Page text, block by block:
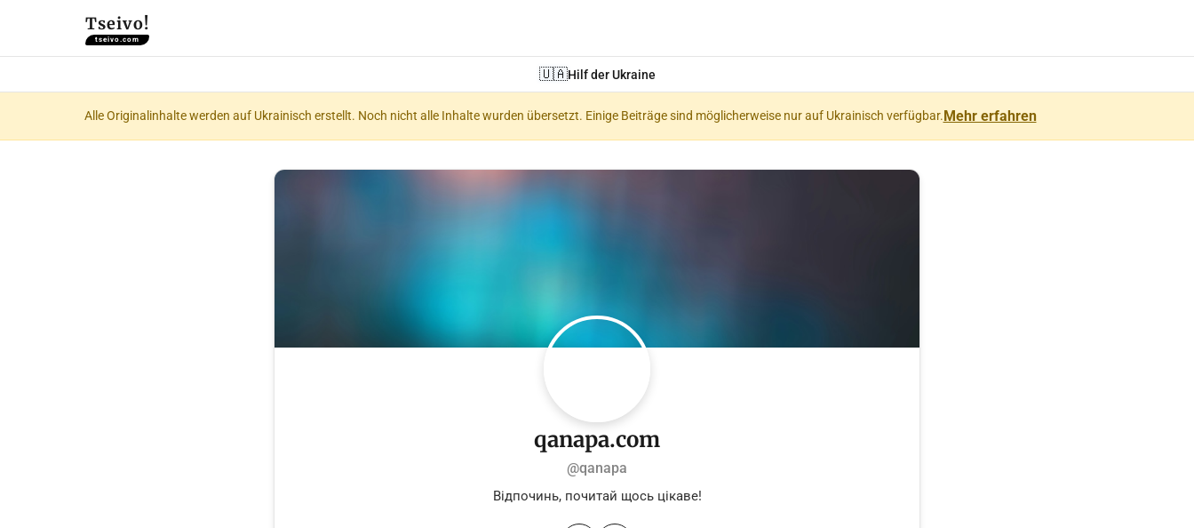
Tseivo!
tseivo.com
🇺🇦Hilf der Ukraine
Alle Originalinhalte werden auf Ukrainisch erstellt. Noch nicht alle Inhalte wurden übersetzt. Einige Beiträge sind möglicherweise nur auf Ukrainisch verfügbar.Mehr erfahren
qanapa.com
@qanapa
Відпочинь, почитай щось цікаве!